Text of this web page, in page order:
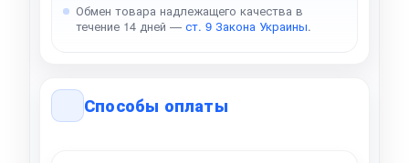
Обмен товара надлежащего качества в
течение 14 дней — ст. 9 Закона Украины.
Способы оплаты